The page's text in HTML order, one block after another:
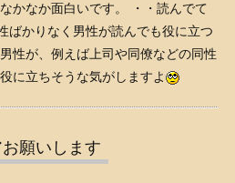
かなか面白いです。 ・・読んでて
ばかりなく男性が読んでも役に立つ
性が、例えば上司や同僚などの同性
に立ちそうな気がしますよ
願いします